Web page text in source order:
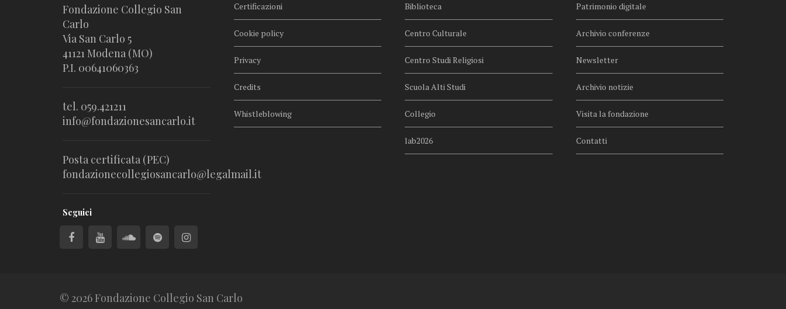
Fondazione Collegio San
Carlo
Via San Carlo 5
41121 Modena (MO)
P.I. 00641060363
tel. 059.421211
info@fondazionesancarlo.it
Posta certificata (PEC)
fondazionecollegiosancarlo@legalmail.it
Seguici
Certificazioni
Cookie policy
Privacy
Credits
Whistleblowing
Biblioteca
Centro Culturale
Centro Studi Religiosi
Scuola Alti Studi
Collegio
lab2026
Patrimonio digitale
Archivio conferenze
Newsletter
Archivio notizie
Visita la fondazione
Contatti
© 2026 Fondazione Collegio San Carlo